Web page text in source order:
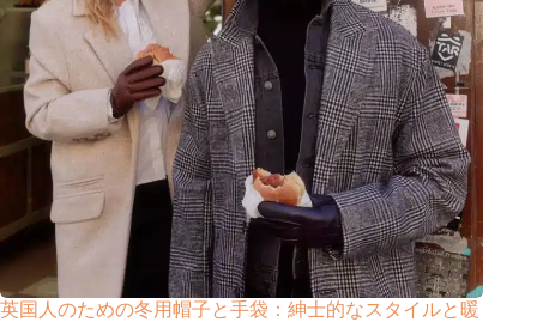
英国人のための冬用帽子と手袋：紳士的なスタイルと暖